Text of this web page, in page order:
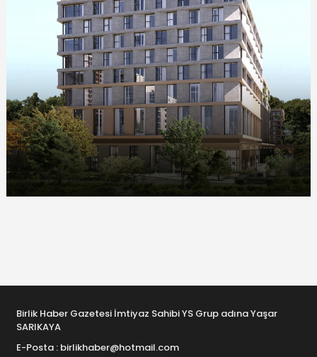
Birlik Haber Gazetesi İmtiyaz Sahibi YS Grup adına Yaşar
SARIKAYA
E-Posta : birlikhaber@hotmail.com